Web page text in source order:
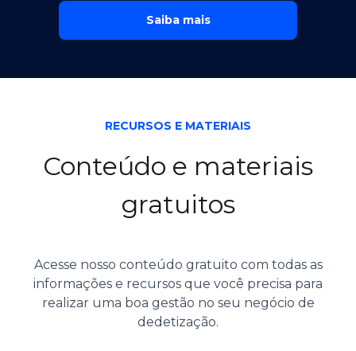
Saiba mais
RECURSOS E MATERIAIS
Conteúdo e materiais
gratuitos
Acesse nosso conteúdo gratuito com todas as
informações e recursos que você precisa para
realizar uma boa gestão no seu negócio de
dedetização.